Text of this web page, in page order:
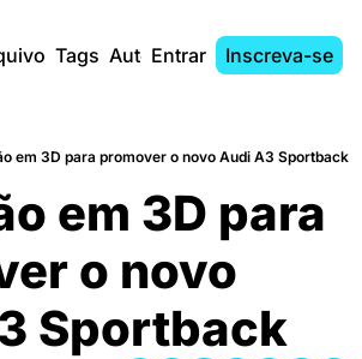
Tags AutoresEntrar Inscreva-se
em 3D para promover o novo Audi A3 Sportback
em 3D para
o novo
Sportback